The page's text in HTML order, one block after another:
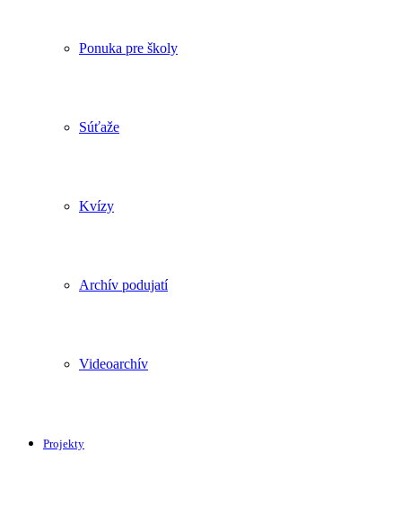
Ponuka pre školy
Súťaže
Kvízy
Archív podujatí
Videoarchív
Projekty